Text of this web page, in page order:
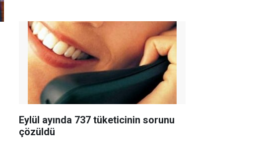
Eylül ayında 737 tüketicinin sorunu
çözüldü